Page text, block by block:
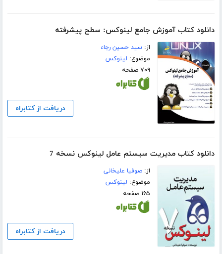
دانلود کتاب آموزش جامع لینوکس: سطح پیشرفته
از:سید حسین رجاء
موضوع: لینوکس
۷۰۹ صفحه
دریافت از کتابراه
دانلود کتاب مدیریت سیستم عامل لینوکس نسخه 7
از:صوفیا علیخانی
موضوع: لینوکس
۱۶۵ صفحه
دریافت از کتابراه